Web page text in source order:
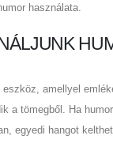
használata.
eszköz, amellyel
a tömegből. Ha
egyedi hangot